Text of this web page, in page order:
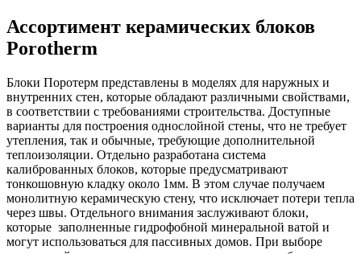
Ассортимент керамических блоков
Porotherm
Блоки Поротерм представлены в моделях для наружных и
внутренних стен, которые обладают различными свойствами,
в соответствии с требованиями строительства. Доступные
варианты для построения однослойной стены, что не требует
утепления, так и обычные, требующие дополнительной
теплоизоляции. Отдельно разработана система
калиброванных блоков, которые предусматривают
тонкошовную кладку около 1мм. В этом случае получаем
монолитную керамическую стену, что исключает потери тепла
через швы. Отдельного внимания заслуживают блоки,
которые заполненные гидрофобной минеральной ватой и
могут использоваться для пассивных домов. При выборе